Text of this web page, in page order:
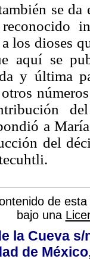
se
los dioses
aquí se
y última
a
del
de
bajo una
la Cueva
de